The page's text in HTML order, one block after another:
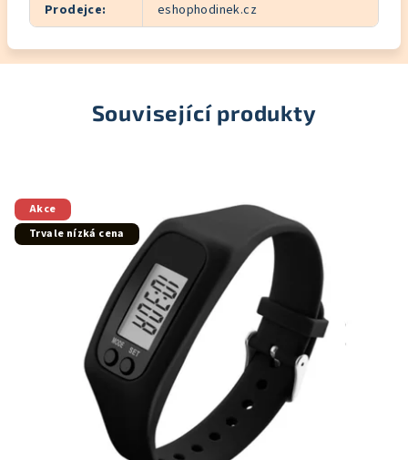
Prodejce: eshophodinek.cz
Související produkty
Akce
Trvale nízká cena